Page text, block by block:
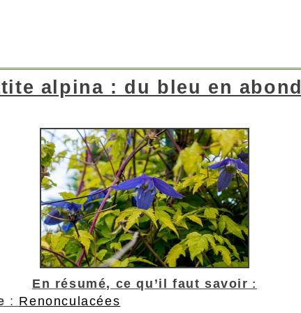
alpina : du bleu en
En résumé, ce qu’il faut savoir :
: Renonculacées